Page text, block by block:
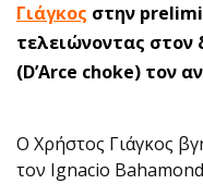
Γιάγκος στην
τελειώνοντας στον
(D’Arce choke) τον
Ο Χρήστος Γιάγκος
τον Ignacio